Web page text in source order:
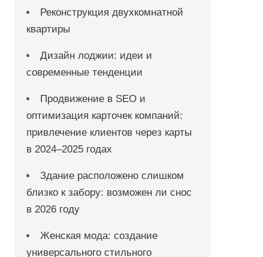
Реконструкция двухкомнатной
квартиры
Дизайн лоджии: идеи и
современные тенденции
Продвижение в SEO и
оптимизация карточек компаний:
привлечение клиентов через карты
в 2024–2025 годах
Здание расположено слишком
близко к забору: возможен ли снос
в 2026 году
Женская мода: создание
универсального стильного